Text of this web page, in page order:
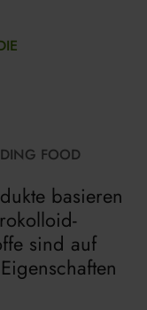
FOOD
basieren
sind auf